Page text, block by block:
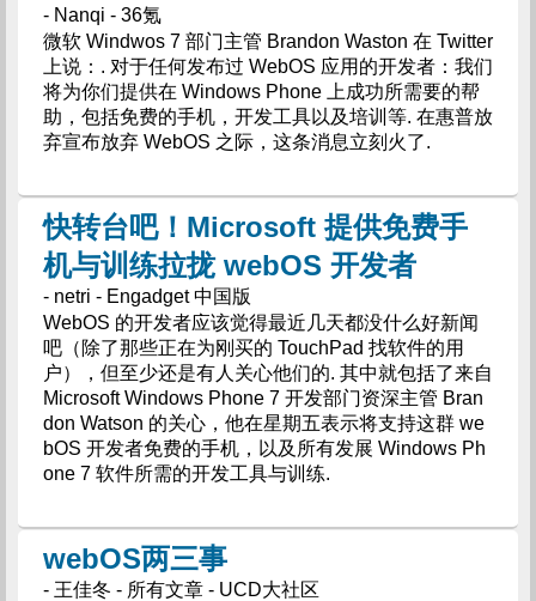
- Nanqi - 36氪
微软 Windwos 7 部门主管 Brandon Waston 在 Twitter
上说：. 对于任何发布过 WebOS 应用的开发者：我们
将为你们提供在 Windows Phone 上成功所需要的帮
助，包括免费的手机，开发工具以及培训等. 在惠普放
弃宣布放弃 WebOS 之际，这条消息立刻火了.
快转台吧！Microsoft 提供免费手
机与训练拉拢 webOS 开发者
- netri - Engadget 中国版
WebOS 的开发者应该觉得最近几天都没什么好新闻
吧（除了那些正在为刚买的 TouchPad 找软件的用
户），但至少还是有人关心他们的. 其中就包括了来自
Microsoft Windows Phone 7 开发部门资深主管 Bran
don Watson 的关心，他在星期五表示将支持这群 we
bOS 开发者免费的手机，以及所有发展 Windows Ph
one 7 软件所需的开发工具与训练.
webOS两三事
- 王佳冬 - 所有文章 - UCD大社区